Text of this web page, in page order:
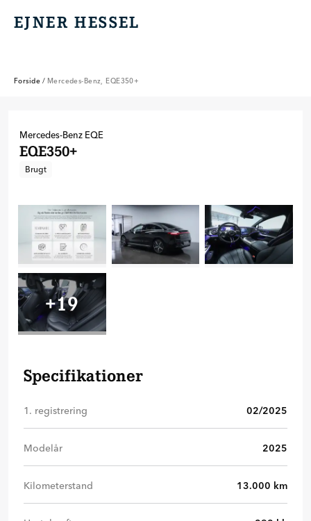
EJNER HESSEL
EJNER HESSEL
Forside / Mercedes-Benz, EQE350+
Mercedes-Benz EQE
EQE350+
Brugt
+19
Specifikationer
1. registrering 02/2025
Modelår 2025
Kilometerstand 13.000 km